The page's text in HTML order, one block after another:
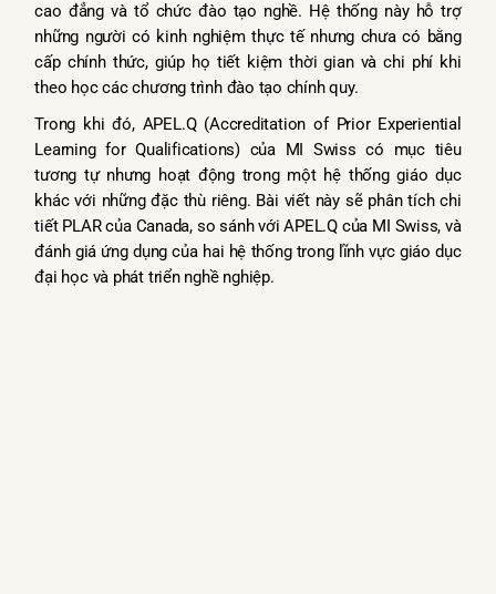
cao đẳng và tổ chức đào tạo nghề. Hệ thống này hỗ trợ
những người có kinh nghiệm thực tế nhưng chưa có bằng
cấp chính thức, giúp họ tiết kiệm thời gian và chi phí khi
theo học các chương trình đào tạo chính quy.
Trong khi đó, APEL.Q (Accreditation of Prior Experiential
Learning for Qualifications) của MI Swiss có mục tiêu
tương tự nhưng hoạt động trong một hệ thống giáo dục
khác với những đặc thù riêng. Bài viết này sẽ phân tích chi
tiết PLAR của Canada, so sánh với APEL.Q của MI Swiss, và
đánh giá ứng dụng của hai hệ thống trong lĩnh vực giáo dục
đại học và phát triển nghề nghiệp.